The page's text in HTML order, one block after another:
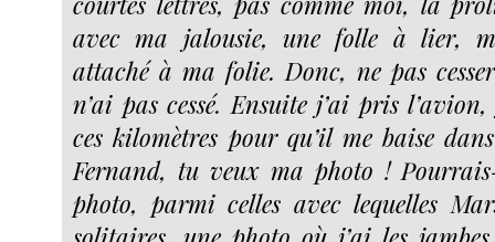
avec ma jalousie, une folle à lier,
attaché à ma folie. Donc, ne pas
n’ai pas cessé. Ensuite j’ai pris
ces kilomètres pour qu’il me baise
Fernand, tu veux ma photo !
photo, parmi celles avec lequelles